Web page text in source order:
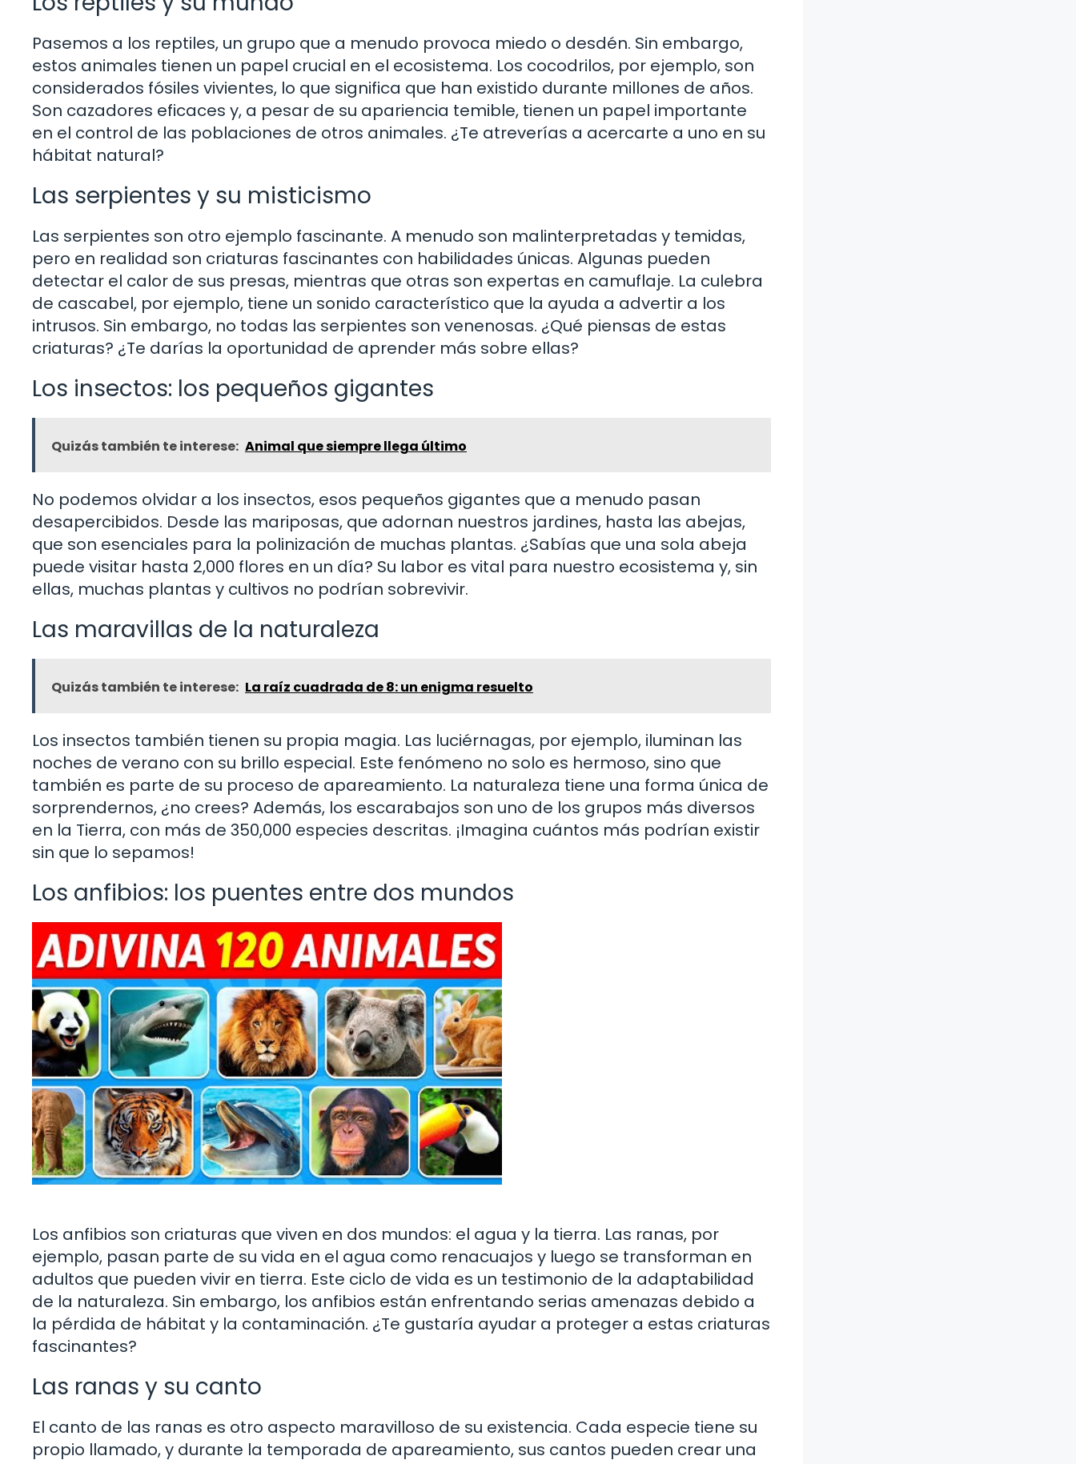
Pasemos a los reptiles, un grupo que a menudo provoca miedo o desdén. Sin embargo,
estos animales tienen un papel crucial en el ecosistema. Los cocodrilos, por ejemplo, son
considerados fósiles vivientes, lo que significa que han existido durante millones de años.
Son cazadores eficaces y, a pesar de su apariencia temible, tienen un papel importante
en el control de las poblaciones de otros animales. ¿Te atreverías a acercarte a uno en su
hábitat natural?
Las serpientes y su misticismo
Las serpientes son otro ejemplo fascinante. A menudo son malinterpretadas y temidas,
pero en realidad son criaturas fascinantes con habilidades únicas. Algunas pueden
detectar el calor de sus presas, mientras que otras son expertas en camuflaje. La culebra
de cascabel, por ejemplo, tiene un sonido característico que la ayuda a advertir a los
intrusos. Sin embargo, no todas las serpientes son venenosas. ¿Qué piensas de estas
criaturas? ¿Te darías la oportunidad de aprender más sobre ellas?
Los insectos: los pequeños gigantes
Quizás también te interese: Animal que siempre llega último
No podemos olvidar a los insectos, esos pequeños gigantes que a menudo pasan
desapercibidos. Desde las mariposas, que adornan nuestros jardines, hasta las abejas,
que son esenciales para la polinización de muchas plantas. ¿Sabías que una sola abeja
puede visitar hasta 2,000 flores en un día? Su labor es vital para nuestro ecosistema y, sin
ellas, muchas plantas y cultivos no podrían sobrevivir.
Las maravillas de la naturaleza
Quizás también te interese: La raíz cuadrada de 8: un enigma resuelto
Los insectos también tienen su propia magia. Las luciérnagas, por ejemplo, iluminan las
noches de verano con su brillo especial. Este fenómeno no solo es hermoso, sino que
también es parte de su proceso de apareamiento. La naturaleza tiene una forma única de
sorprendernos, ¿no crees? Además, los escarabajos son uno de los grupos más diversos
en la Tierra, con más de 350,000 especies descritas. ¡Imagina cuántos más podrían existir
sin que lo sepamos!
Los anfibios: los puentes entre dos mundos
Los anfibios son criaturas que viven en dos mundos: el agua y la tierra. Las ranas, por
ejemplo, pasan parte de su vida en el agua como renacuajos y luego se transforman en
adultos que pueden vivir en tierra. Este ciclo de vida es un testimonio de la adaptabilidad
de la naturaleza. Sin embargo, los anfibios están enfrentando serias amenazas debido a
la pérdida de hábitat y la contaminación. ¿Te gustaría ayudar a proteger a estas criaturas
fascinantes?
Las ranas y su canto
El canto de las ranas es otro aspecto maravilloso de su existencia. Cada especie tiene su
propio llamado, y durante la temporada de apareamiento, sus cantos pueden crear una